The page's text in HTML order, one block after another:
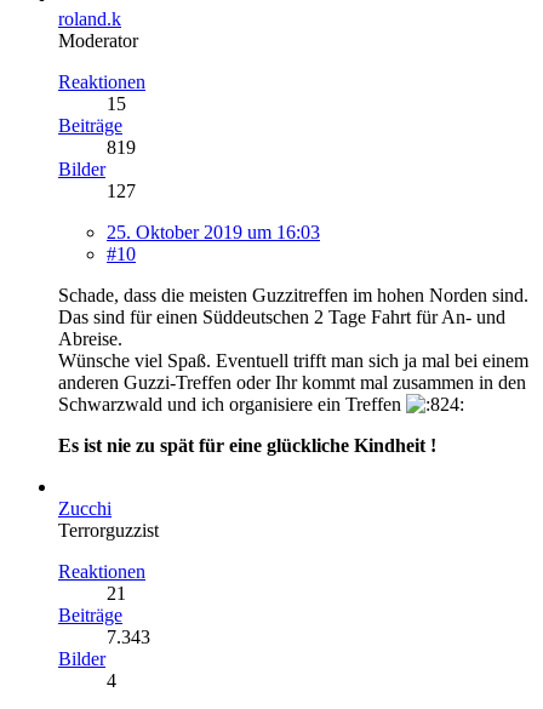
roland.k
Moderator
Reaktionen
15
Beiträge
819
Bilder
127
25. Oktober 2019 um 16:03
#10
Schade, dass die meisten Guzzitreffen im hohen Norden sind.
Das sind für einen Süddeutschen 2 Tage Fahrt für An- und
Abreise.
Wünsche viel Spaß. Eventuell trifft man sich ja mal bei einem
anderen Guzzi-Treffen oder Ihr kommt mal zusammen in den
Schwarzwald und ich organisiere ein Treffen
Es ist nie zu spät für eine glückliche Kindheit !
Zucchi
Terrorguzzist
Reaktionen
21
Beiträge
7.343
Bilder
4